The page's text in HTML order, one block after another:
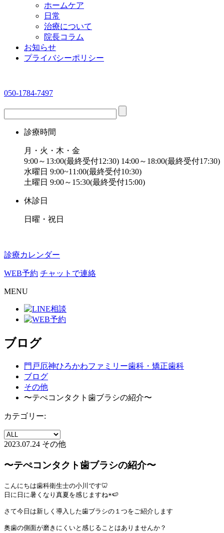
ホームケア
日常
治療について
院長コラム
お知らせ
プライバシーポリシー
050-1784-7497
診療時間
月・火・木・金
9:00～13:00(最終受付12:30) 14:00～18:00(最終受付17:30)
水曜日 9:00~11:00(最終受付10:30)
土曜日 9:00～15:30(最終受付15:00)
休診日
日曜・祝日
診療カレンダー
WEB予約 チャットで連絡
MENU
ブログ
門戸厄神ひろかわファミリー歯科・矯正歯科
ブログ
その他
〜テぺコンタクト歯ブラシの紹介〜
カテゴリー:
2023.07.24 その他
〜テぺコンタクト歯ブラシの紹介〜
こんにちは歯科衛生士の小川です🦷
日に日に暑くなり真夏を感じますね☀️🍉
さて今日は新しく導入した歯ブラシの１つをご紹介します
奥歯の側面が磨きにくいと感じることはありませんか？